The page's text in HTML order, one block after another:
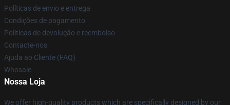
Políticas de envio e entrega
Condições de pagamento
Políticas de devolução e reembolso
Contacte-nos
Ajuda ao Cliente (FAQ)
Whosale
Nossa Loja
We offer high-quality products which are specifically designed by our